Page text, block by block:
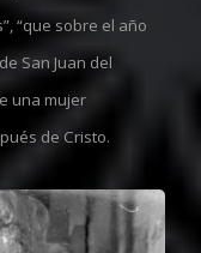
“que sobre el año
San Juan del
una mujer
de Cristo.